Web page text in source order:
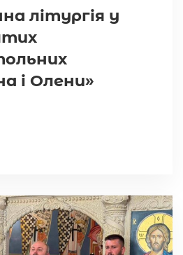
літургія у
і Олени»